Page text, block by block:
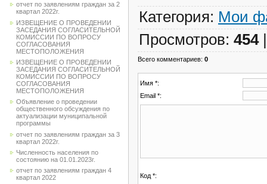
отчет по заявлениям граждан за 2
квартал 2022г.
ИЗВЕЩЕНИЕ О ПРОВЕДЕНИИ
ЗАСЕДАНИЯ СОГЛАСИТЕЛЬНОЙ
КОМИССИИ ПО ВОПРОСУ
СОГЛАСОВАНИЯ
МЕСТОПОЛОЖЕНИЯ
ИЗВЕЩЕНИЕ О ПРОВЕДЕНИИ
ЗАСЕДАНИЯ СОГЛАСИТЕЛЬНОЙ
КОМИССИИ ПО ВОПРОСУ
СОГЛАСОВАНИЯ
МЕСТОПОЛОЖЕНИЯ
Объявление о проведении
общественного обсуждения по
актуализации муниципальной
программы
отчет по заявлениям граждан за 3
квартал 2022г.
Численность населения по
состоянию на 01.01.2023г.
отчет по заявлениям граждан 4
квартал 2022
Категория: Мои
Просмотров: 454
Всего комментариев: 0
Имя *:
Email *:
Код *: